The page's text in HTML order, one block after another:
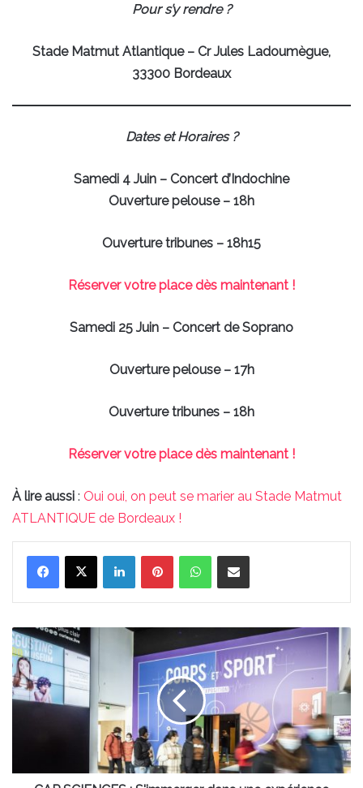
Pour s’y rendre ?
Stade Matmut Atlantique – Cr Jules Ladoumègue,
33300 Bordeaux
Dates et Horaires ?
Samedi 4 Juin – Concert d’Indochine
Ouverture pelouse – 18h
Ouverture tribunes – 18h15
Réserver votre place dès maintenant !
Samedi 25 Juin – Concert de Soprano
Ouverture pelouse – 17h
Ouverture tribunes – 18h
Réserver votre place dès maintenant !
À lire aussi : Oui oui, on peut se marier au Stade Matmut
ATLANTIQUE de Bordeaux !
LinkedinPinterestWhatsAppPartager par email
CAP
SCIENCES :
S'immerger
dans
une
sensations !